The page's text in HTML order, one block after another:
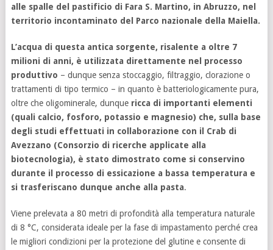
alle spalle del pastificio di Fara S. Martino, in Abruzzo, nel
territorio incontaminato del Parco nazionale della Maiella.
L’acqua di questa antica sorgente, risalente a oltre 7
milioni di anni, è utilizzata direttamente nel processo
produttivo – dunque senza stoccaggio, filtraggio, clorazione o
trattamenti di tipo termico – in quanto è batteriologicamente pura,
oltre che oligominerale, dunque ricca di importanti elementi
(quali calcio, fosforo, potassio e magnesio) che, sulla base
degli studi effettuati in collaborazione con il Crab di
Avezzano (Consorzio di ricerche applicate alla
biotecnologia), è stato dimostrato come si conservino
durante il processo di essicazione a bassa temperatura e
si trasferiscano dunque anche alla pasta.
Viene prelevata a 80 metri di profondità alla temperatura naturale
di 8 °C, considerata ideale per la fase di impastamento perché crea
le migliori condizioni per la protezione del glutine e consente di